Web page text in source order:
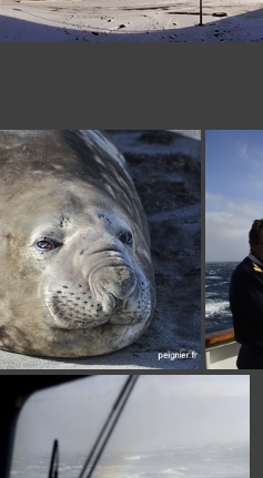
DSCN2217
_FPE8631